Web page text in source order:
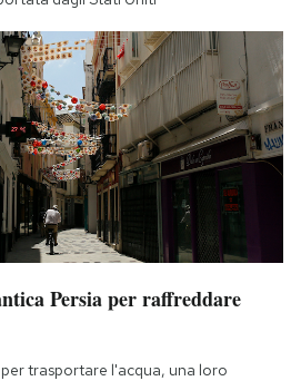
Persia per raffreddare
trasportare l'acqua, una loro